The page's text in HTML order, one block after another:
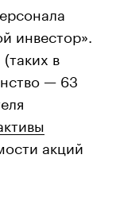
инвестор».
в
— 63
акций